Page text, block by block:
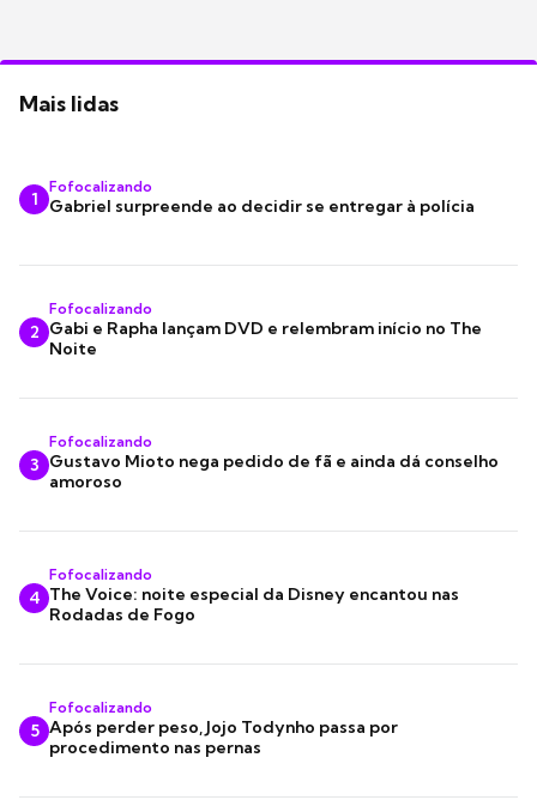
Mais lidas
1
Fofocalizando
Gabriel surpreende ao decidir se entregar à polícia
2
Fofocalizando
Gabi e Rapha lançam DVD e relembram início no The
Noite
3
Fofocalizando
Gustavo Mioto nega pedido de fã e ainda dá conselho
amoroso
4
Fofocalizando
The Voice: noite especial da Disney encantou nas
Rodadas de Fogo
5
Fofocalizando
Após perder peso, Jojo Todynho passa por
procedimento nas pernas